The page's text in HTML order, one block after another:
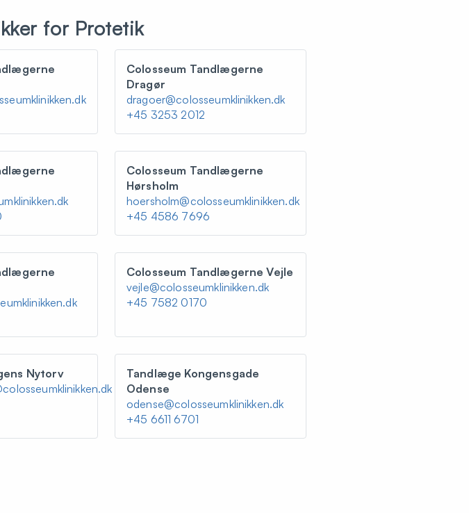
for Protetik
Colosseum Tandlægerne
Dragør
dragoer@colosseumklinikken.dk
+45 3253 2012
Colosseum Tandlægerne
Hørsholm
hoersholm@colosseumklinikken.dk
+45 4586 7696
Colosseum Tandlægerne Vejle
vejle@colosseumklinikken.dk
+45 7582 0170
Nytorv
Tandlæge Kongensgade
Odense
odense@colosseumklinikken.dk
+45 6611 6701